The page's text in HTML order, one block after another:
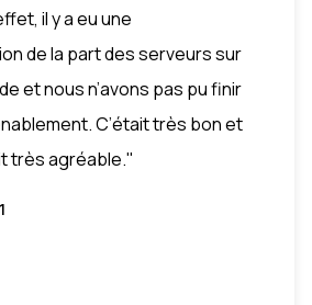
il y a eu une
de la part des serveurs sur
et nous n’avons pas pu finir
C’était très bon et
très agréable."